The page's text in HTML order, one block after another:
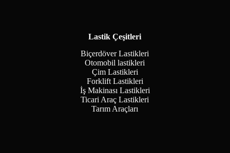
Lastik Çeşitleri
Biçerdöver Lastikleri
Otomobil lastikleri
Çim Lastikleri
Forklift Lastikleri
İş Makinası Lastikleri
Ticari Araç Lastikleri
Tarım Araçları